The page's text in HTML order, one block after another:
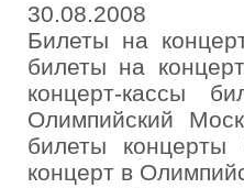
30.08.2008
Билеты на
билеты на
концерт-кассы
Олимпийский
билеты
концерт в